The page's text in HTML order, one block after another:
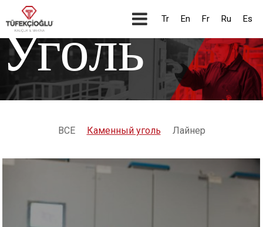
Tr En Fr Ru Es
Уголь
ВСЕ Каменный уголь Лайнер